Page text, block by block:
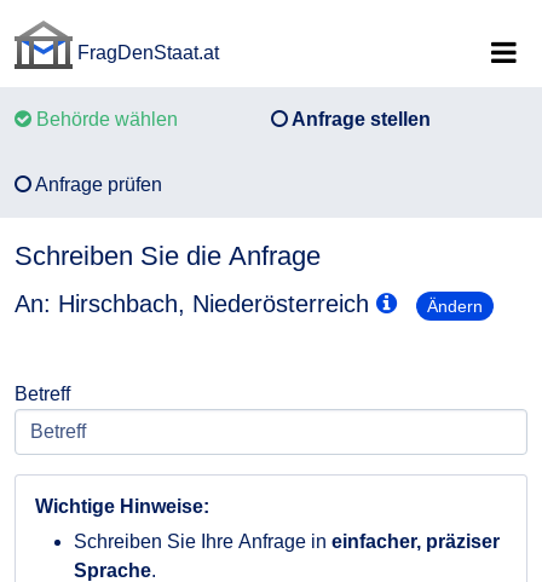
FragDenStaat.at
Behörde wählen Anfrage stellen
Anfrage prüfen
Schreiben Sie die Anfrage
An: Hirschbach, Niederösterreich Ändern
Betreff
Wichtige Hinweise:
Schreiben Sie Ihre Anfrage in einfacher, präziser
Sprache.